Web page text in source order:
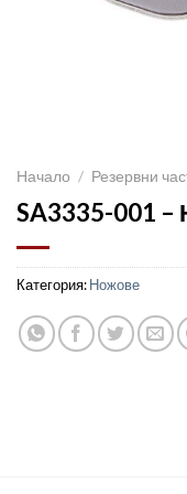
Начало / Резервни
SA3335-001
Категория:Ножове